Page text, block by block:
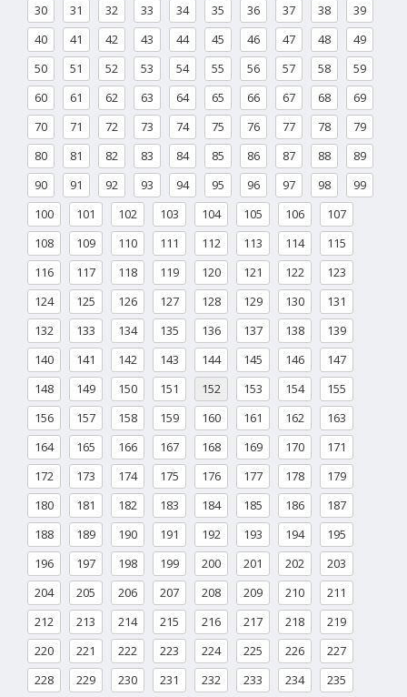
30
31 32 33 34 35 36 37 38
39
40
41 42 43 44 45 46 47 48
49
50
51 52 53 54 55 56 57 58
59
60
61 62 63 64 65 66 67 68
69
70
71 72 73 74 75 76 77 78
79
80
81 82 83 84 85 86 87 88
89
90
91 92 93 94 95 96 97 98
99
100
101 102 103 104 105 106
107
108
109 110 111 112 113 114
115
116
117 118 119 120 121 122
123
124
125 126 127 128 129 130
131
132
133 134 135 136 137 138
139
140
141 142 143 144 145 146
147
148
149 150 151 152 153 154
155
156
157 158 159 160 161 162
163
164
165 166 167 168 169 170
171
172
173 174 175 176 177 178
179
180
181 182 183 184 185 186
187
188
189 190 191 192 193 194
195
196
197 198 199 200 201 202
203
204
205 206 207 208 209 210
211
212
213 214 215 216 217 218
219
220
221 222 223 224 225 226
227
228
229 230 231 232 233 234
235